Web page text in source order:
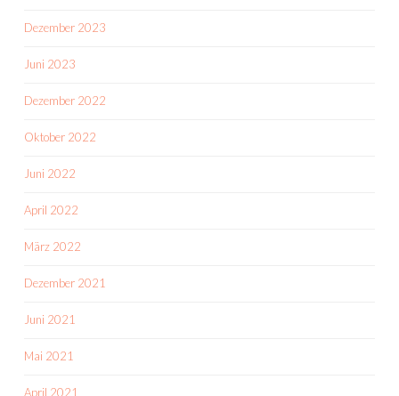
Dezember 2023
Juni 2023
Dezember 2022
Oktober 2022
Juni 2022
April 2022
März 2022
Dezember 2021
Juni 2021
Mai 2021
April 2021